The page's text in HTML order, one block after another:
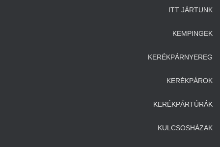
ITT JÁRTUNK
KEMPINGEK
KERÉKPÁRNYEREG
KERÉKPÁROK
KERÉKPÁRTÚRÁK
KULCSOSHÁZAK